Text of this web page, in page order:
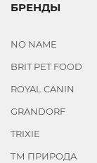
БРЕНДЫ
NO NAME
BRIT PET FOOD
ROYAL CANIN
GRANDORF
TRIXIE
ТМ ПРИРОДА